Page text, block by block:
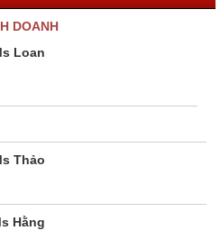
DOANH
Loan
Thảo
Hằng